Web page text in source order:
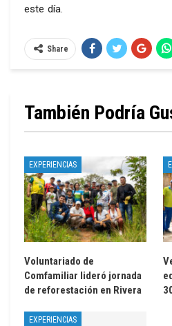
este día.
Share
También Podría
EXPERIENCIAS
Voluntariado de
Comfamiliar lideró jornada
de reforestación en Rivera
EXPERIENCIAS